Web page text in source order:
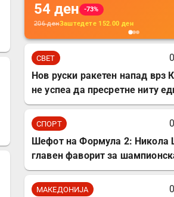
додатоци за
кабли, без
мобилни
комплет за
54 ден
-73%
206денЗаштедете 152.00 ден
СВЕТ
Нов руски ракетен напад врз
не успеа да пресретне ниту
СПОРТ
Шефот на Формула 2: Никола
главен фаворит за
МАКЕДОНИЈА